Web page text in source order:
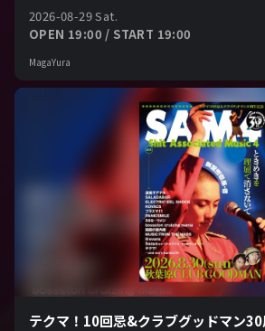
2026-08-29 Sat.
OPEN 19:00 / START 19:00
MagaYura
テクマ！10回忌&クラブグッドマン